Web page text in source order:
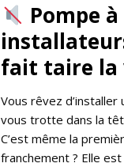
Pompe
fait taire la
Vous rêvez
vous trotte dans la
C’est même la
franchement ? Elle